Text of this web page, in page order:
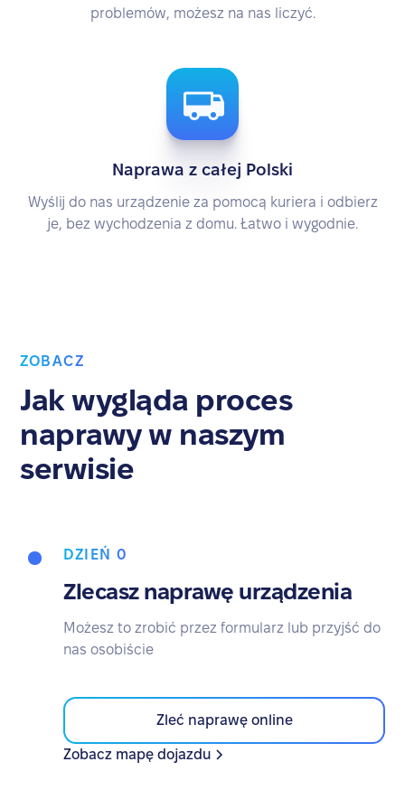
problemów, możesz na nas liczyć.
Naprawa z całej Polski
Wyślij do nas urządzenie za pomocą kuriera i odbierz
je, bez wychodzenia z domu. Łatwo i wygodnie.
ZOBACZ
Jak wygląda proces
naprawy w naszym
serwisie
DZIEŃ 0
Zlecasz naprawę urządzenia
Możesz to zrobić przez formularz lub przyjść do
nas osobiście
Zleć naprawę online
Zobacz mapę dojazdu